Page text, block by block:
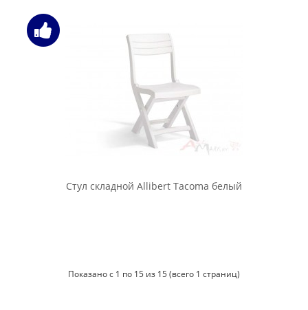
Стул складной Allibert Tacoma белый
Показано с 1 по 15 из 15 (всего 1 страниц)